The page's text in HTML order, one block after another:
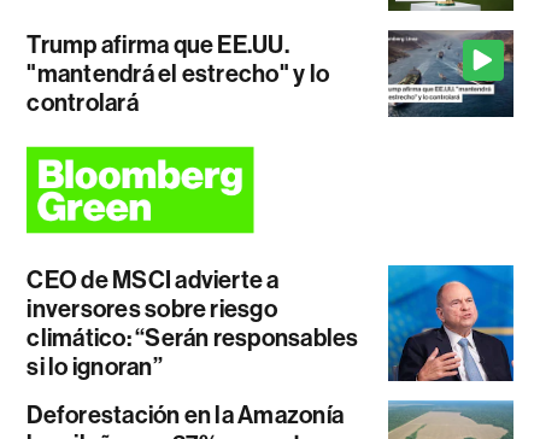
Trump afirma que EE.UU.
"mantendrá el estrecho" y lo
controlará
CEO de MSCI advierte a
inversores sobre riesgo
climático: “Serán responsables
si lo ignoran”
Deforestación en la Amazonía